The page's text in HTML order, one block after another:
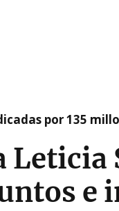
por 135
Leticia
e